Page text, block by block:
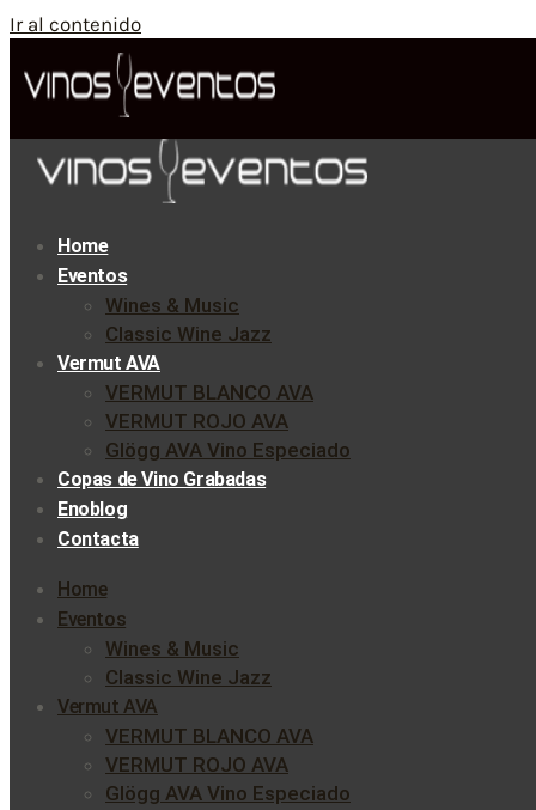
Ir al contenido
Home
Eventos
Wines & Music
Classic Wine Jazz
Vermut AVA
VERMUT BLANCO AVA
VERMUT ROJO AVA
Glögg AVA Vino Especiado
Copas de Vino Grabadas
Enoblog
Contacta
Home
Eventos
Wines & Music
Classic Wine Jazz
Vermut AVA
VERMUT BLANCO AVA
VERMUT ROJO AVA
Glögg AVA Vino Especiado